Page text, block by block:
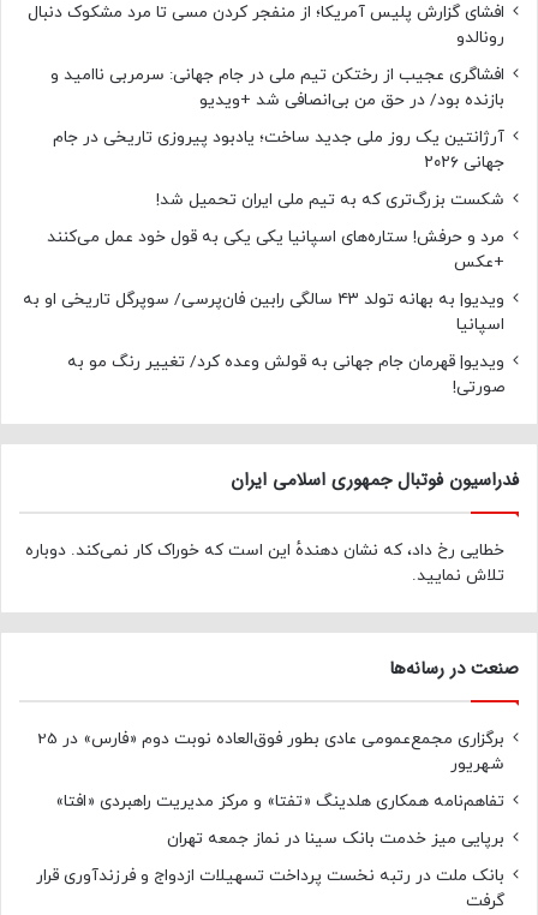
افشای گزارش پلیس آمریکا؛ از منفجر کردن مسی تا مرد مشکوک دنبال
رونالدو
افشاگری عجیب از رختکن تیم ملی در جام جهانی: سرمربی ناامید و
بازنده بود/ در حق من بی‌انصافی شد +ویدیو
آرژانتین یک روز ملی جدید ساخت؛ یادبود پیروزی تاریخی در جام
جهانی ۲۰۲۶
شکست بزرگ‌تری که به تیم ملی ایران تحمیل شد!
مرد و حرفش! ستاره‌های اسپانیا یکی یکی به قول خود عمل می‌کنند
+عکس
ویدیو| به بهانه تولد ۴۳ سالگی رابین فان‌پرسی/ سوپرگل تاریخی او به
اسپانیا
ویدیو| قهرمان جام جهانی به قولش وعده کرد/ تغییر رنگ مو به
صورتی!
فدراسیون فوتبال جمهوری اسلامی ایران
خطایی رخ داد، که نشان دهندهٔ این است که خوراک کار نمی‌کند. دوباره
تلاش نمایید.
صنعت در رسانه‌ها
برگزاری مجمع‌عمومی عادی بطور فوق‌العاده نوبت دوم «فارس» در 25
شهریور
تفاهم‌نامه همکاری هلدینگ «تفتا» و مرکز مدیریت راهبردی «افتا»
برپایی میز خدمت بانک سینا در نماز جمعه تهران
بانک ملت در رتبه نخست پرداخت تسهیلات ازدواج و فرزندآوری قرار
گرفت